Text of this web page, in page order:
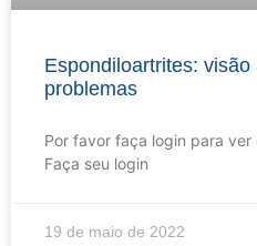
Espondiloartrites:
problemas
Por favor faça login para
Faça seu login
19 de maio de 2022